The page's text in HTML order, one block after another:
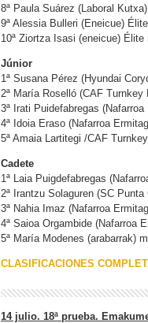
8ª Paula Suárez (Laboral
9ª Alessia Bulleri (Eneicue)
10ª Ziortza Isasi (eneicue) Élite
Júnior
1ª Susana Pérez (Hyundai
2ª María Roselló (CAF Turnkey
3ª Irati Puidefabregas (Nafarroa
4ª Idoia Eraso (Nafarroa
5ª Amaia Lartitegi /CAF
Cadete
1ª Laia Puigdefabregas
2ª Irantzu Solaguren (SC Punta
3ª Nahia Imaz (Nafarroa
4ª Saioa Orgambide (Nafarroa
5ª María Modenes (arabarrak)
CLASIFICACIONES
14 julio. 18ª prueba.